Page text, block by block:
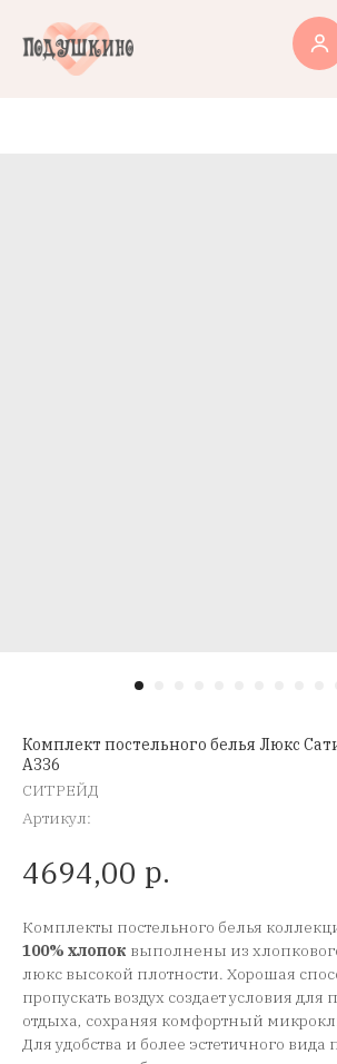
Комплект постельного белья Люкс
A336
СИТРЕЙД
Артикул:
4694,00 р.
Комплекты постельного белья
100% хлопок выполнены из
люкс высокой плотности. Хорошая
пропускать воздух создает условия
отдыха, сохраняя комфортный
Для удобства и более эстетичного вида